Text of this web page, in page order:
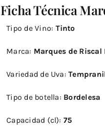
Marqués
de
Riscal
Ficha Técnica
Tipo de Vino: Tinto
Marca: Marques de Riscal
Variedad de Uva:
Tipo de botella: Bordelesa
Capacidad (cl): 75